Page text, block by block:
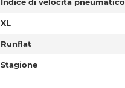
XL
Runflat
Stagione